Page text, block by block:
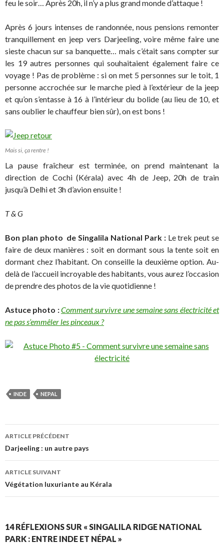
feu le soir… Après 20h, il n’y a plus grand monde d’attaque !
Après 6 jours intenses de randonnée, nous pensions remonter
tranquillement en jeep vers Darjeeling, voire même faire une
sieste chacun sur sa banquette… mais c’était sans compter sur
les 19 autres personnes qui souhaitaient également faire ce
voyage ! Pas de problème : si on met 5 personnes sur le toit, 1
personne accrochée sur le marche pied à l’extérieur de la jeep
et qu’on s’entasse à 16 à l’intérieur du bolide (au lieu de 10, et
sans oublier le chauffeur bien sûr), on est bons !
Mais si, ça rentre !
La pause fraîcheur est terminée, on prend maintenant la
direction de Cochi (Kérala) avec 4h de Jeep, 20h de train
jusqu’à Delhi et 3h d’avion ensuite !
T & G
Bon plan photo de Singalila National Park : Le trek peut se
faire de deux manières : soit en dormant sous la tente soit en
dormant chez l’habitant. On conseille la deuxième option. Au-
delà de l’accueil incroyable des habitants, vous aurez l’occasion
de prendre des photos de la vie quotidienne !
Astuce photo :Comment survivre une semaine sans électricité et
ne pas s’emmêler les pinceaux ?
INDE NEPAL
Navigation
des
articles
ARTICLE PRÉCÉDENT
Darjeeling : un autre pays
ARTICLE SUIVANT
Végétation luxuriante au Kérala
14 RÉFLEXIONS SUR « SINGALILA RIDGE NATIONAL
PARK : ENTRE INDE ET NÉPAL »